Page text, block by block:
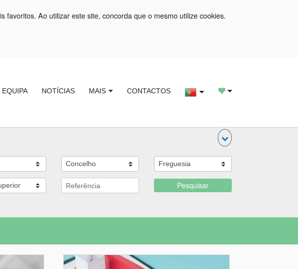
Ao utilizar este site, concorda que o mesmo utilize cookies.
EQUIPA NOTÍCIAS MAIS CONTACTOS
Pesquisar